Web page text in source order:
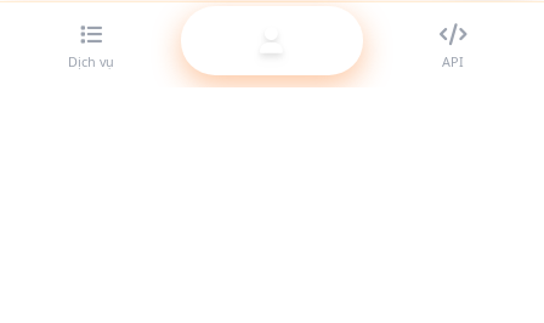
Dịch vụ API